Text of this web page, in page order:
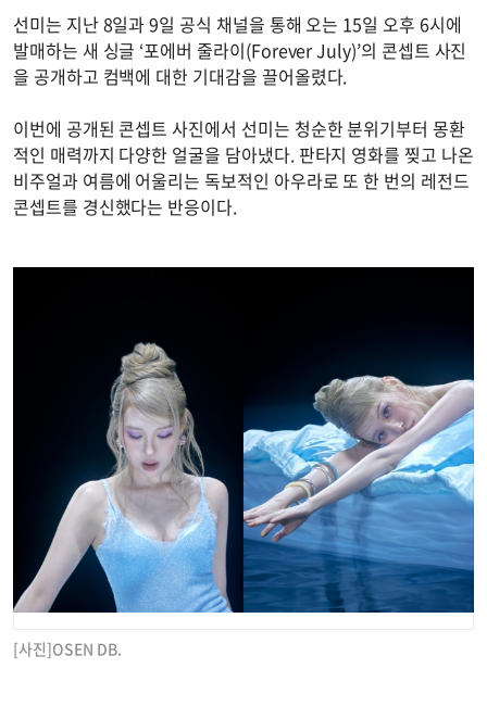
선미는 지난 8일과 9일 공식 채널을 통해 오는 15일 오후 6시에
발매하는 새 싱글 ‘포에버 줄라이(Forever July)’의 콘셉트 사진
을 공개하고 컴백에 대한 기대감을 끌어올렸다.
이번에 공개된 콘셉트 사진에서 선미는 청순한 분위기부터 몽환
적인 매력까지 다양한 얼굴을 담아냈다. 판타지 영화를 찢고 나온
비주얼과 여름에 어울리는 독보적인 아우라로 또 한 번의 레전드
콘셉트를 경신했다는 반응이다.
[사진]OSEN DB.